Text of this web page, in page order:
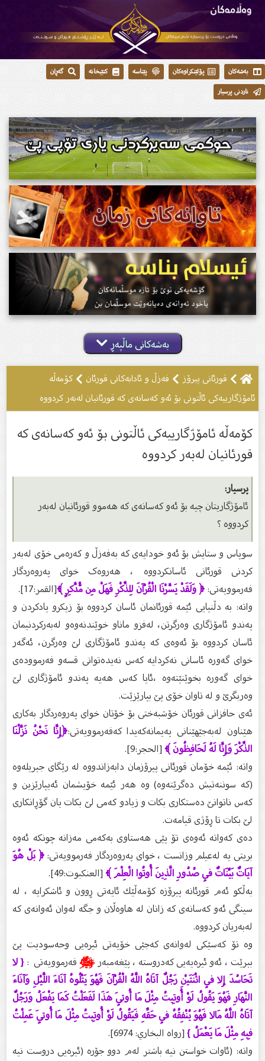
بەشەکان پۆلێنکراوەکان پێناسە کتێبخانە
گەڕان
ناردنی پرسیار
بەشەکانی ماڵپەڕ
قورئانی پیرۆز فەزڵ و ئادابەکانى قورئان
کۆمەڵە
ئامۆژگارییەکی ئاڵتونى بۆ ئەو کەسانەى کە قورئانیان لەبەر کردووە
کۆمەڵە ئامۆژگارییەکی ئاڵتونى بۆ ئەو کەسانەى کە
قورئانیان لەبەر کردووە
پرسیار:
ئامۆژگاریتان چیە بۆ ئەو کەسانەى کە هەموو قورئانیان لەبەر
کردووە ؟
سوپاس و ستایش بۆ ئەو خودایەی کە بەفەزڵ و کەرەمی خۆی لەبەر
کردنی قورئانی ئاسانکردووە ، هەروەک خوای پەروەردگار
فەرموویەتی:﴿ وَلَقَدْ يَسَّرْنَا الْقُرْآنَ لِلذِّكْرِ فَهَلْ مِن مُّدَّكِرٍ ﴾[القمر:17].
واته: به‌ دڵنیایی ئێمه‌ قورئانمان ئاسان كردووه‌ بۆ زیكرو یادكردن و
په‌ندو ئامۆژگارى وه‌رگرتن، له‌فزو ماناو خوێندنه‌وه‌و له‌به‌ركردنیمان
ئاسان كردووه‌ بۆ ئه‌وه‌ی كه‌ په‌ندو ئامۆژگاری لێ وه‌رگرن، ئه‌گه‌ر
خواى گه‌وره‌ ئاسانى نه‌كردایه‌ كه‌س نه‌یده‌توانى قسه‌و فه‌رمووده‌ى
خواى گه‌وره‌ بخوێنێته‌وه‌ ،ئایا كه‌س هه‌یه‌ په‌ندو ئامۆژگاری لێ
وه‌ربگرێ و له‌ تاوان خۆى پێ بپارێزێت.
ئەى حافزانی قورئان خۆشبەختی بۆ خۆتان خوای پەروەردگار بەکاری
هێناون لەبەجێهێنانی پەیمانەکەیدا کەفەرموویەتی:﴿إِنَّا نَحْنُ نَزَّلْنَا
الذِّكْرَ وَإِنَّا لَهُ لَحَافِظُونَ ﴾[الحجر:9].
واته: ئێمه‌ خۆمان قورئانی پیرۆزمان دابه‌زاندووه‌ له‌ رێگاى جبریله‌وه‌
(كه‌ سوننه‌تیش ده‌گرێته‌وه‌) وه‌ هه‌ر ئێمه‌ خۆیشمان ئه‌یپارێزین و
كه‌س ناتوانێ ده‌ستكاری بكات و زیادو كه‌می لێ بكات یان گۆڕانكاری
لێ بكات تا ڕۆژی قیامه‌ت.
دەی کەواتە ئەوەی تۆ پێی هەستاوی بەکەمی مەزانە چونکە ئەوە
بریتی یە لەعیلم وزانست ، خوای پەروەردگار فەرموویەتی:﴿ بَلْ هُوَ
آيَاتٌ بَيِّنَاتٌ فِي صُدُورِ الَّذِينَ أُوتُوا الْعِلْمَ ﴾[العنكبوت:49].
به‌ڵكو ئه‌م قورئانه‌ پیرۆزه‌ كۆمه‌ڵێك ئایه‌تی ڕوون و ئاشكرایه‌ ، له‌
سینگی ئه‌و كه‌سانه‌ی كه‌ زانان له‌ هاوه‌ڵان و جگه‌ له‌وان ئه‌وانه‌ى كه‌
له‌به‌ریان كردووه‌.
وە تۆ کەسێکی لەوانەی کەجێی خۆیەتی ئیرەیی وحەسودیت پێ
ببرێت ، ئەو ئیرەیەیی کەدروستە ، پێغەمبەرﷺفەرموویەتی : { لا
تَحَاسُدَ إِلا فِي اثْنَتَيْنِ رَجُلٌ آتَاهُ اللَّهُ الْقُرْآنَ فَهُوَ يَتْلُوهُ آنَاءَ اللَّيْلِ وَآنَاءَ
النَّهَارِ فَهُوَ يَقُولُ لَوْ أُوتِيتُ مِثْلَ مَا أُوتِيَ هَذَا لَفَعَلْتُ كَمَا يَفْعَلُ وَرَجُلٌ
آتَاهُ اللَّهُ مَالا فَهُوَ يُنْفِقُهُ فِي حَقِّهِ فَيَقُولُ لَوْ أُوتِيتُ مِثْلَ مَا أُوتِيَ عَمِلْتُ
فِيهِ مِثْلَ مَا يَعْمَلُ }[رواه البخاري: 6974].
واتە: (ئاوات خواستن نیە باشتر لەم دوو جۆرە (ئیرەیی دروست نیە